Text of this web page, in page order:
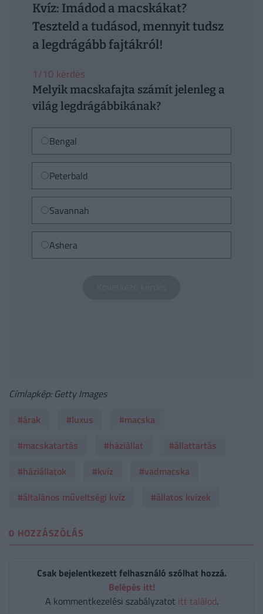
Kvíz: Imádod a macskákat?
Teszteld a tudásod, mennyit tudsz
a legdrágább fajtákról!
1/10 kérdés
Melyik macskafajta számít jelenleg a
világ legdrágábbikának?
Bengal
Peterbald
Savannah
Ashera
Címlapkép: Getty Images
#árak
#luxus
#macska
#macskatartás
#háziállat
#állattartás
#háziállatok
#kvíz
#vadmacska
#általános műveltségi kvíz
#állatos kvízek
0 HOZZÁSZÓLÁS
Csak bejelentkezett felhasználó szólhat hozzá.
Belépés itt!
A kommentkezelési szabályzatot itt találod.